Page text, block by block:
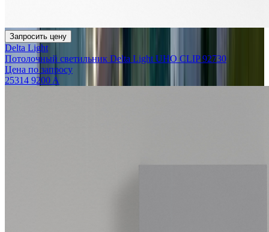
Запросить цену
Delta Light
Потолочный светильник Delta Light UHO CLIP 92730
Цена по запросу
25314 9200 A